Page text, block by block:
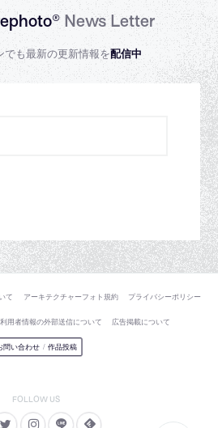
News Letter
でも最新の更新情報を配信中
て アーキテクチャーフォト規約 プライバシーポリシー
利用者情報の外部送信について 広告掲載について
問い合わせ / 作品投稿